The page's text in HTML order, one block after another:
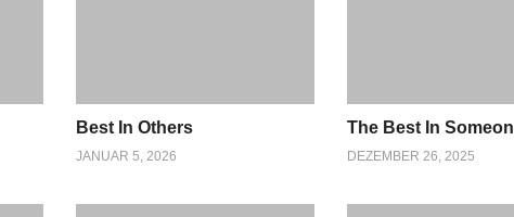
Best In Others
JANUAR 5, 2026
The Best In
DEZEMBER 26, 2025